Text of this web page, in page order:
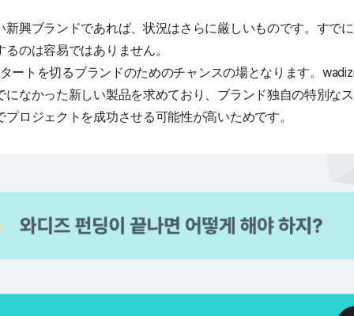
新興ブランドであれば、状況はさらに厳しいものです。すで
のは容易ではありません。
ートを切るブランドのためのチャンスの場となります。
になかった新しい製品を求めており、ブランド独自の特別な
ロジェクトを成功させる可能性が高いためです。